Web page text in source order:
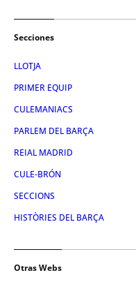
Secciones
LLOTJA
PRIMER EQUIP
CULEMANIACS
PARLEM DEL BARÇA
REIAL MADRID
CULE-BRÓN
SECCIONS
HISTÒRIES DEL BARÇA
Otras Webs